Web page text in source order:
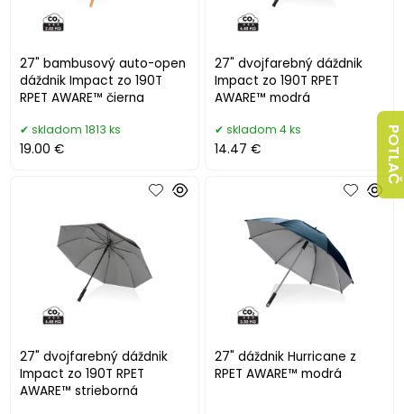
27" bambusový auto-open
dáždnik Impact zo 190T
RPET AWARE™ čierna
skladom 1813 ks
19.00 €
27" dvojfarebný dáždnik
Impact zo 190T RPET
AWARE™ modrá
skladom 4 ks
14.47 €
27" dvojfarebný dáždnik
Impact zo 190T RPET
AWARE™ strieborná
27" dáždnik Hurricane z
RPET AWARE™ modrá
POTLAČ